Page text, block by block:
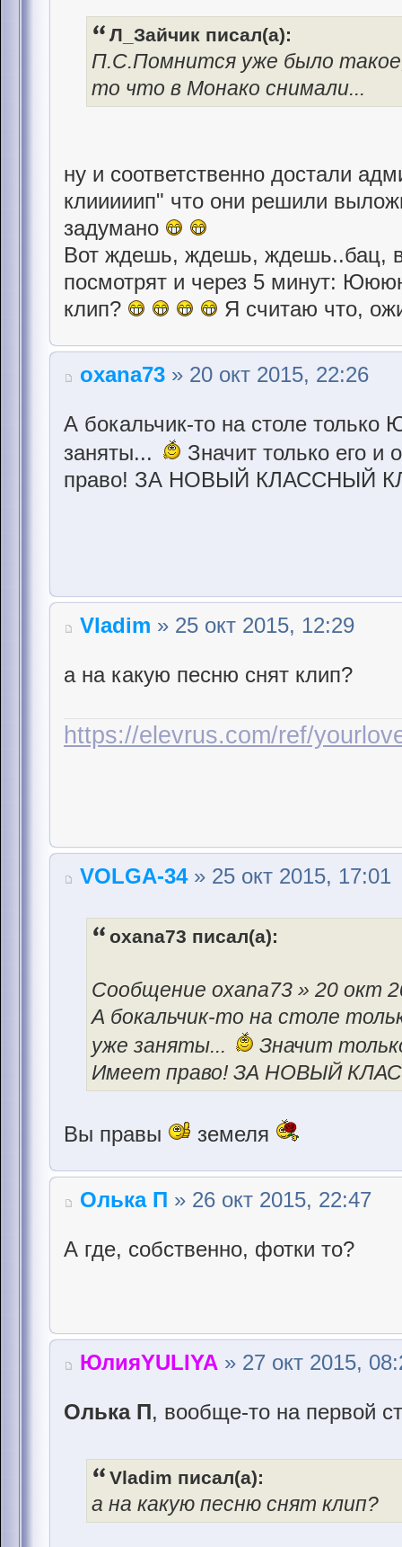
Л_Зайчик писал(а):
П.С.Помнится уже было
то что в Монако снимали...
ну и соответственно достали
клииииип" что они решили
задумано
Вот ждешь, ждешь, ждешь..бац,
посмотрят и через 5 минут:
клип?
Я считаю что,
oxana73 » 20 окт 2015, 22:26
А бокальчик-то на столе только
заняты...
Значит только его и
право! ЗА НОВЫЙ КЛАССНЫЙ
Vladim » 25 окт 2015, 12:29
а на какую песню снят клип?
https://elevrus.com/ref/
VOLGA-34» 25 окт 2015, 17:01
oxana73 писал(а):
Сообщение oxana73 » 20 окт
А бокальчик-то на столе
уже заняты...
Значит
Имеет право! ЗА НОВЫЙ
Вы правы земеля
Олька П » 26 окт 2015, 22:47
А где, собственно, фотки то?
ЮлияYULIYA » 27 окт 2015,
Олька П, вообще-то на первой
Vladim писал(а):
а на какую песню снят клип?